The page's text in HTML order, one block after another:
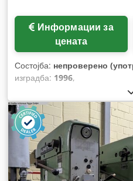
цената
Состојба: непроверено
изградба: 1996,